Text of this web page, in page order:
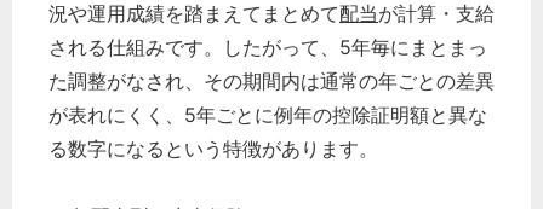
況や運用成績を踏まえてまとめて配当が計算・支給
される仕組みです。したがって、5年毎にまとまっ
た調整がなされ、その期間内は通常の年ごとの差異
が表れにくく、5年ごとに例年の控除証明額と異な
る数字になるという特徴があります。